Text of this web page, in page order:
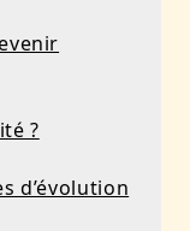
?
d’évolution